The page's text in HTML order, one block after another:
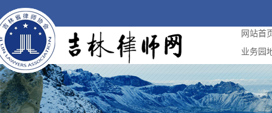
网站首
业务园